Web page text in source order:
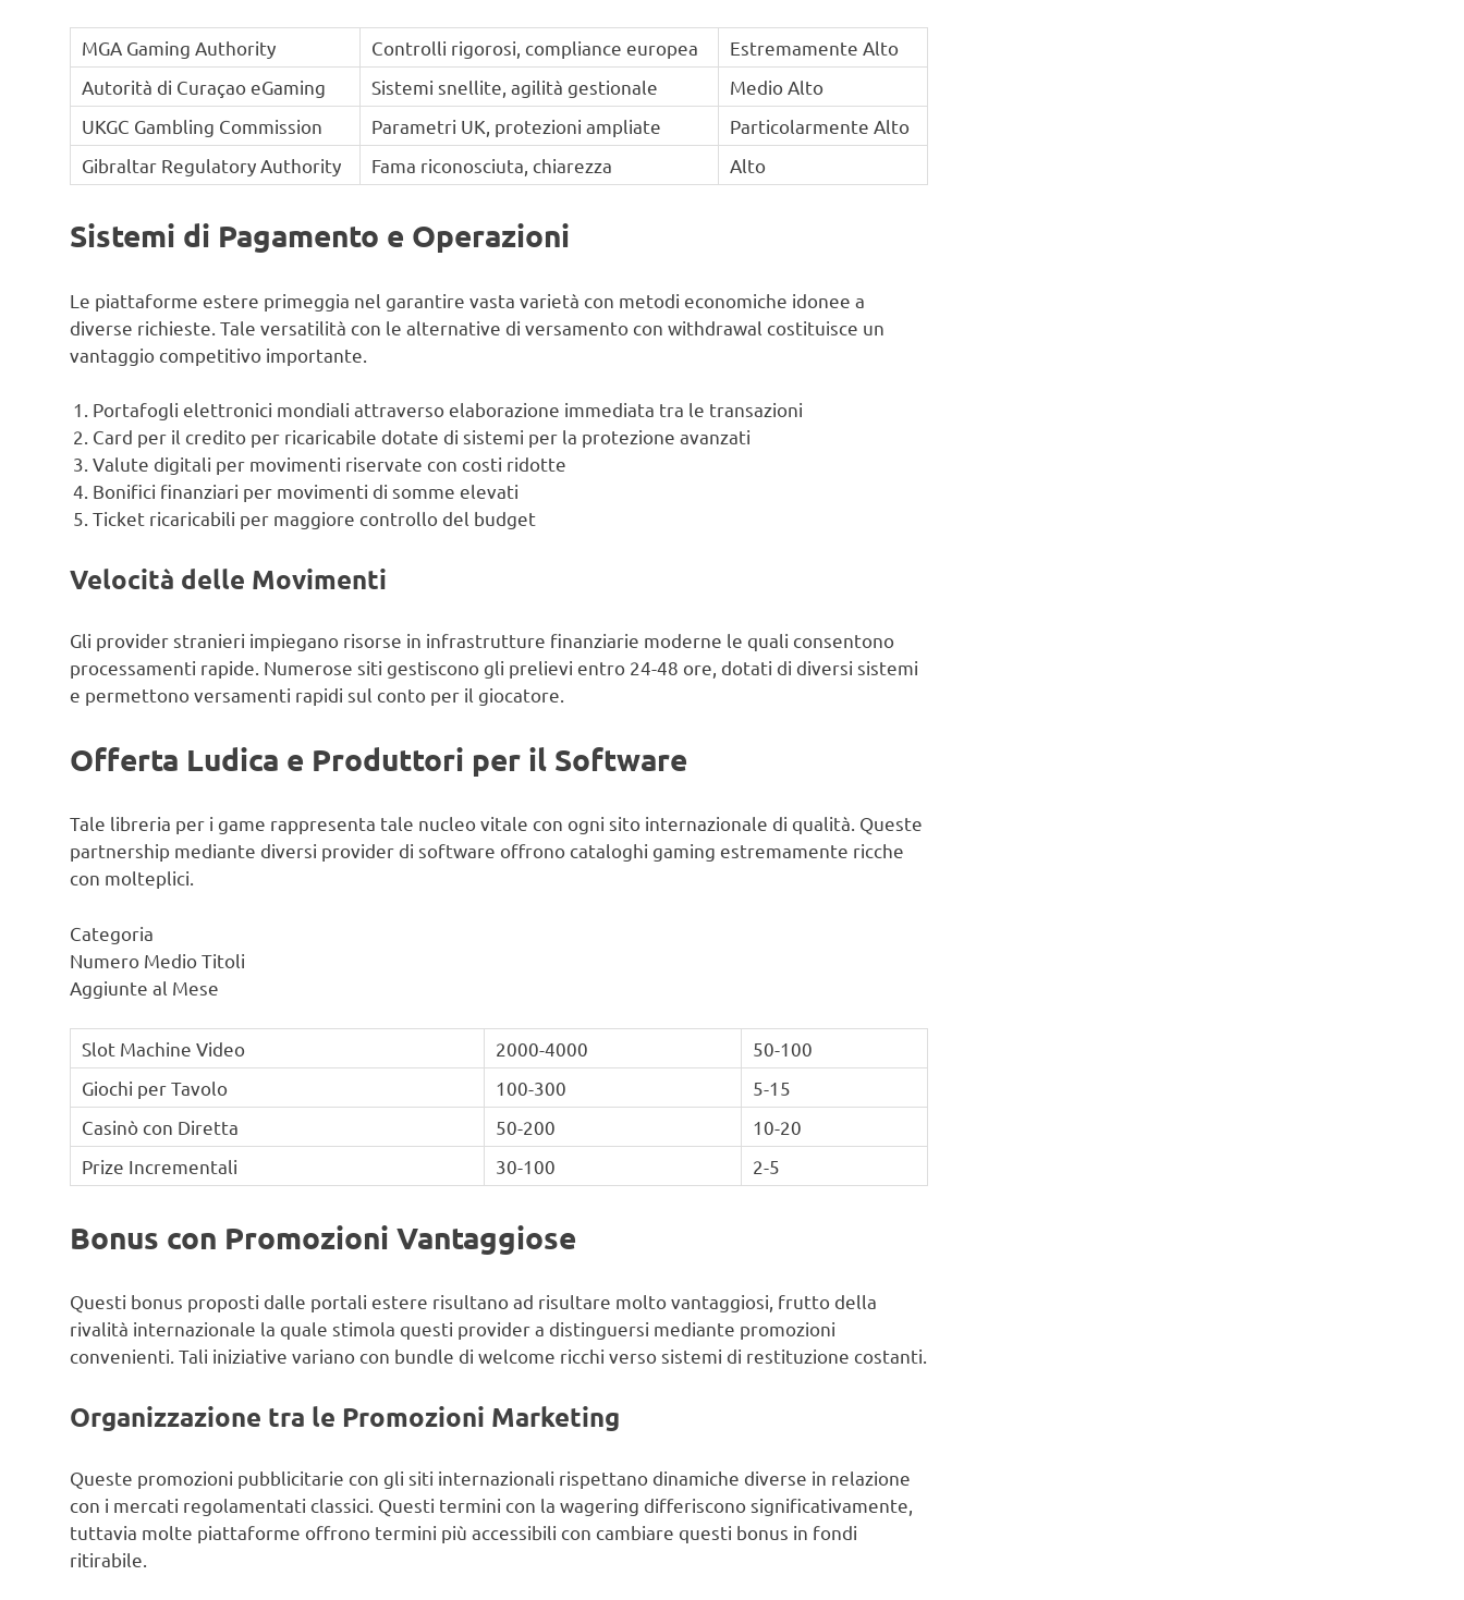
MGA Gaming Authority Controlli rigorosi, compliance europea
Estremamente Alto
Autorità di Curaçao eGaming
Sistemi snellite, agilità gestionale
Medio Alto
UKGC Gambling Commission
Parametri UK, protezioni ampliate
Particolarmente Alto
Gibraltar Regulatory Authority
Fama riconosciuta, chiarezza Alto
Sistemi di Pagamento e Operazioni
Le piattaforme estere primeggia nel garantire vasta varietà con metodi economiche idonee a
diverse richieste. Tale versatilità con le alternative di versamento con withdrawal costituisce un
vantaggio competitivo importante.
Portafogli elettronici mondiali attraverso elaborazione immediata tra le transazioni
Card per il credito per ricaricabile dotate di sistemi per la protezione avanzati
Valute digitali per movimenti riservate con costi ridotte
Bonifici finanziari per movimenti di somme elevati
Ticket ricaricabili per maggiore controllo del budget
Velocità delle Movimenti
Gli provider stranieri impiegano risorse in infrastrutture finanziarie moderne le quali consentono
processamenti rapide. Numerose siti gestiscono gli prelievi entro 24-48 ore, dotati di diversi sistemi
e permettono versamenti rapidi sul conto per il giocatore.
Offerta Ludica e Produttori per il Software
Tale libreria per i game rappresenta tale nucleo vitale con ogni sito internazionale di qualità. Queste
partnership mediante diversi provider di software offrono cataloghi gaming estremamente ricche
con molteplici.
Categoria
Numero Medio Titoli
Aggiunte al Mese
Slot Machine Video 2000-4000
50-100
Giochi per Tavolo
100-300
5-15
Casinò con Diretta
50-200
10-20
Prize Incrementali
30-100 2-5
Bonus con Promozioni Vantaggiose
Questi bonus proposti dalle portali estere risultano ad risultare molto vantaggiosi, frutto della
rivalità internazionale la quale stimola questi provider a distinguersi mediante promozioni
convenienti. Tali iniziative variano con bundle di welcome ricchi verso sistemi di restituzione costanti.
Organizzazione tra le Promozioni Marketing
Queste promozioni pubblicitarie con gli siti internazionali rispettano dinamiche diverse in relazione
con i mercati regolamentati classici. Questi termini con la wagering differiscono significativamente,
tuttavia molte piattaforme offrono termini più accessibili con cambiare questi bonus in fondi
ritirabile.